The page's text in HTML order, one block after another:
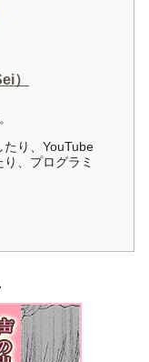
）
たり、YouTube
、プログラミ